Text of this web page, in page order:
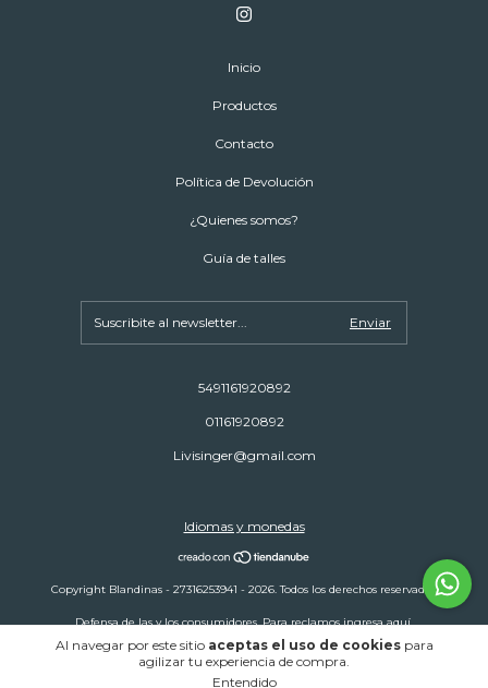
Al navegar por este sitio aceptas el uso de cookiespara
agilizar tu experiencia de compra.
Entendido
Inicio
Productos
Contacto
Política de Devolución
¿Quienes somos?
Guía de talles
5491161920892
01161920892
Livisinger@gmail.com
Idiomas y monedas
Copyright Blandinas - 27316253941 - 2026. Todos los derechos reservados.
Defensa de las y los consumidores. Para reclamos ingresa aquí.
Botón de arrepentimiento